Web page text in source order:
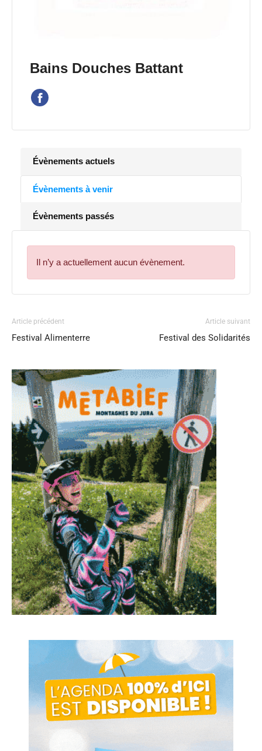
Bains Douches Battant
Évènements actuels
Évènements à venir
Évènements passés
Il n’y a actuellement aucun évènement.
Article précédent
Festival Alimenterre
Article suivant
Festival des Solidarités